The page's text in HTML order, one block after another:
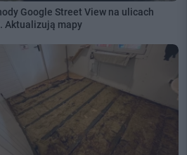
Google Street View na ulicach
Aktualizują mapy